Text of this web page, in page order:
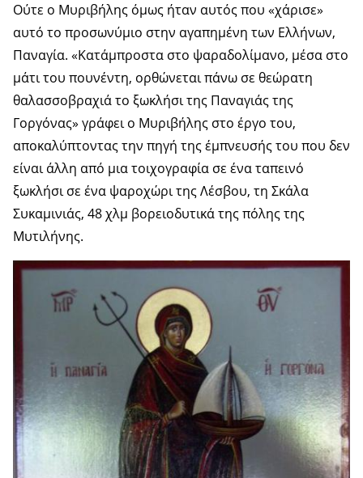
Ούτε ο Μυριβήλης όμως ήταν αυτός που «χάρισε»
αυτό το προσωνύμιο στην αγαπημένη των Ελλήνων,
Παναγία. «Κατάμπροστα στο ψαραδολίμανο, μέσα στο
μάτι του πουνέντη, ορθώνεται πάνω σε θεώρατη
θαλασσοβραχιά το ξωκλήσι της Παναγιάς της
Γοργόνας» γράφει ο Μυριβήλης στο έργο του,
αποκαλύπτοντας την πηγή της έμπνευσής του που δεν
είναι άλλη από μια τοιχογραφία σε ένα ταπεινό
ξωκλήσι σε ένα ψαροχώρι της Λέσβου, τη Σκάλα
Συκαμινιάς, 48 χλμ βορειοδυτικά της πόλης της
Μυτιλήνης.